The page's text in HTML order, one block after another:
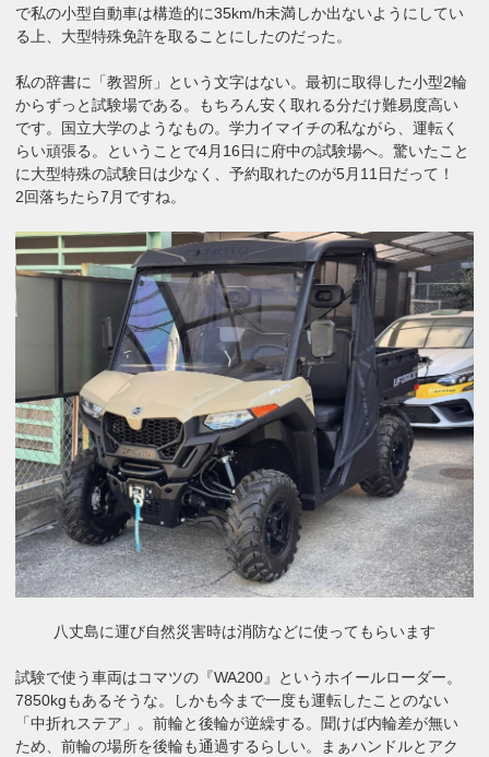
で私の小型自動車は構造的に35km/h未満しか出ないようにしてい
る上、大型特殊免許を取ることにしたのだった。
私の辞書に「教習所」という文字はない。最初に取得した小型2輪
からずっと試験場である。もちろん安く取れる分だけ難易度高い
です。国立大学のようなもの。学力イマイチの私ながら、運転く
らい頑張る。ということで4月16日に府中の試験場へ。驚いたこと
に大型特殊の試験日は少なく、予約取れたのが5月11日だって！
2回落ちたら7月ですね。
八丈島に運び自然災害時は消防などに使ってもらいます
試験で使う車両はコマツの『WA200』というホイールローダー。
7850kgもあるそうな。しかも今まで一度も運転したことのない
「中折れステア」。前輪と後輪が逆繰する。聞けば内輪差が無い
ため、前輪の場所を後輪も通過するらしい。まぁハンドルとアク